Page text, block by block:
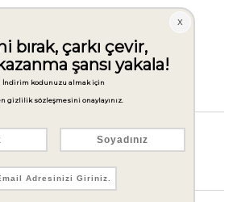
Kargo bedava!
ödemenizi